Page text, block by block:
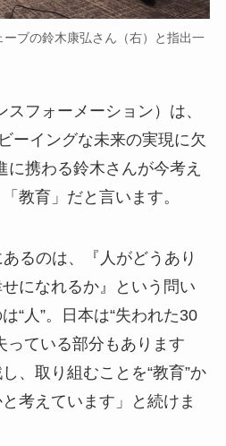
ブの鈴木康弘さん（右）と指出一
フォーメーション）は、
ーイングな未来の実現に欠
に携わる鈴木さんが今考え
教育」だと言います。
あるのは、『人がどうあり
になれるか』という問い
“人”。日本は“失われた30
っている部分もあります
、取り組むことを“教育”か
考えています」と続けま